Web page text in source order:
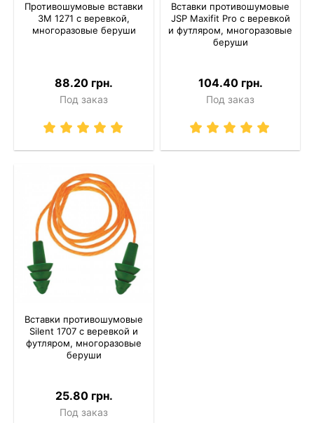
Противошумовые вставки
3M 1271 с веревкой,
многоразовые беруши
88.20 грн.
Под заказ
Вставки противошумовые
JSP Maxifit Pro с веревкой
и футляром, многоразовые
беруши
104.40 грн.
Под заказ
Вставки противошумовые
Silent 1707 с веревкой и
футляром, многоразовые
беруши
25.80 грн.
Под заказ